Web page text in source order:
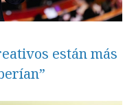
están más